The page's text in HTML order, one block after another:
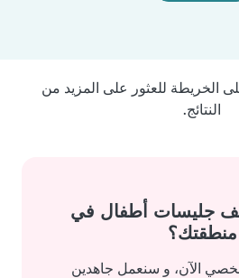
الخريطة للعثور على المزيد من
النتائج.
جليسات أطفال في
منطقتك؟
الآن، و سنعمل جاهدين